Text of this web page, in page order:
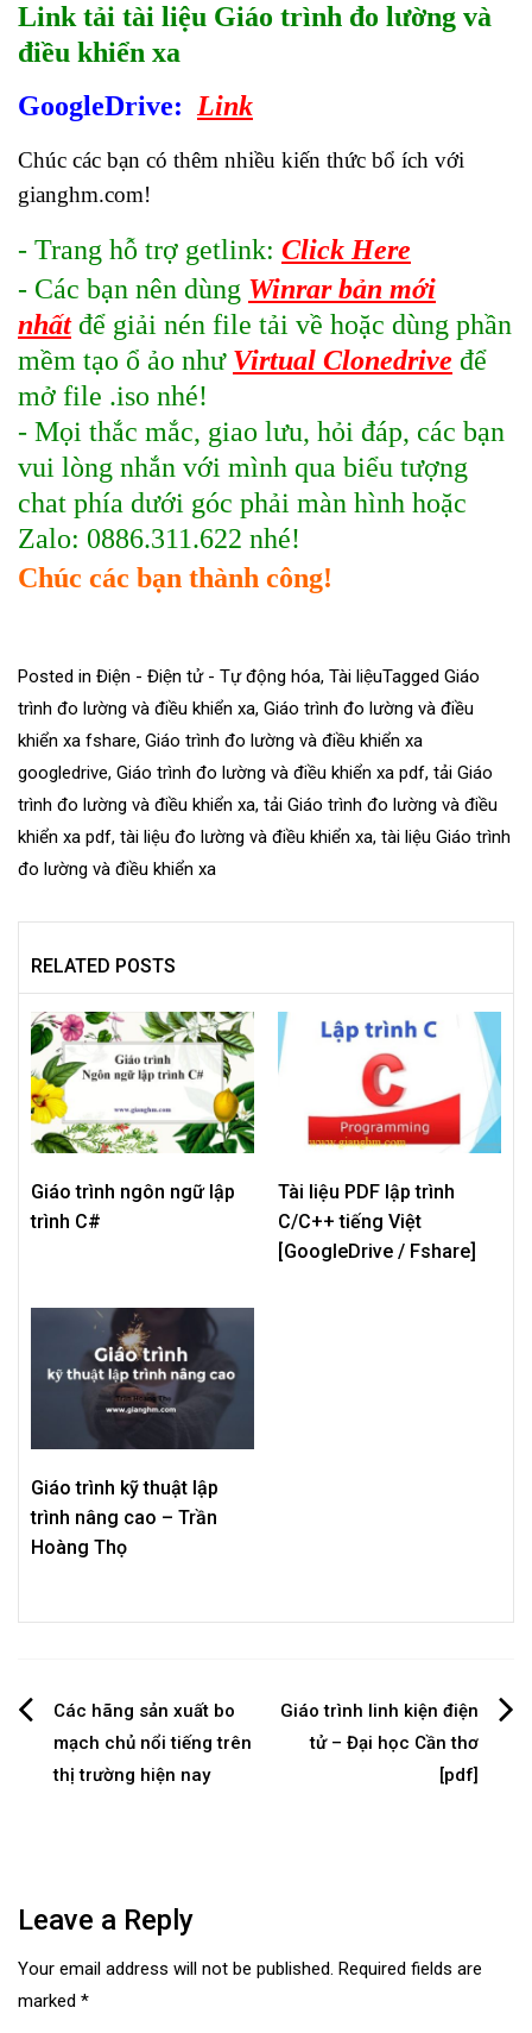
Link tải tài liệu Giáo trình đo lường và
điều khiển xa
GoogleDrive: Link
Chúc các bạn có thêm nhiều kiến thức bổ ích với
gianghm.com!
- Trang hỗ trợ getlink: Click Here
- Các bạn nên dùng Winrar bản mới
nhấtđể giải nén file tải về hoặc dùng phần
mềm tạo ổ ảo như Virtual Clonedrive để
mở file .iso nhé!
- Mọi thắc mắc, giao lưu, hỏi đáp, các bạn
vui lòng nhắn với mình qua biểu tượng
chat phía dưới góc phải màn hình hoặc
Zalo: 0886.311.622 nhé!
Chúc các bạn thành công!
Posted in Điện - Điện tử - Tự động hóa, Tài liệuTagged Giáo
trình đo lường và điều khiển xa, Giáo trình đo lường và điều
khiển xa fshare, Giáo trình đo lường và điều khiển xa
googledrive, Giáo trình đo lường và điều khiển xa pdf, tải Giáo
trình đo lường và điều khiển xa, tải Giáo trình đo lường và điều
khiển xa pdf, tài liệu đo lường và điều khiển xa, tài liệu Giáo trình
đo lường và điều khiển xa
RELATED POSTS
Giáo trình ngôn ngữ lập
trình C#
Tài liệu PDF lập trình
C/C++ tiếng Việt
[GoogleDrive / Fshare]
Giáo trình kỹ thuật lập
trình nâng cao – Trần
Hoàng Thọ
Post
navigation
Các hãng sản xuất bo
mạch chủ nổi tiếng trên
thị trường hiện nay
Giáo trình linh kiện điện
tử – Đại học Cần thơ
[pdf]
Leave a Reply
Your email address will not be published. Required fields are
marked *